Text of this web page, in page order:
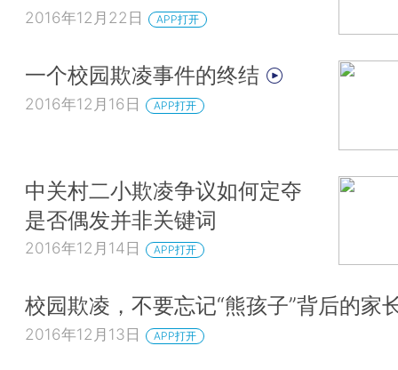
2016年12月22日 APP打开
一个校园欺凌事件的终结
2016年12月16日 APP打开
中关村二小欺凌争议如何定夺
是否偶发并非关键词
2016年12月14日 APP打开
校园欺凌，不要忘记“熊孩子”背后的家
2016年12月13日 APP打开